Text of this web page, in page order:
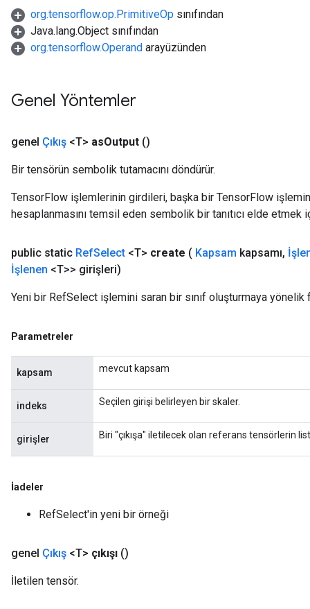
org.tensorflow.op.PrimitiveOp sınıfından
Java.lang.Object sınıfından
org.tensorflow.Operand arayüzünden
Genel Yöntemler
genel Çıkış <T> asOutput ()
Bir tensörün sembolik tutamacını döndürür.
TensorFlow işlemlerinin girdileri, başka bir TensorFlow
hesaplanmasını temsil eden sembolik bir tanıtıcı elde etmek
public static RefSelect <T> create ( Kapsam kapsamı,
İşlenen <T>> girişleri)
Yeni bir RefSelect işlemini saran bir sınıf oluşturmaya yönelik
Parametreler
kapsam mevcut kapsam
indeks Seçilen girişi belirleyen bir skaler.
girişler Biri "çıkışa" iletilecek olan referans tensörlerin
İadeler
RefSelect'in yeni bir örneği
genel Çıkış <T> çıkışı ()
İletilen tensör.